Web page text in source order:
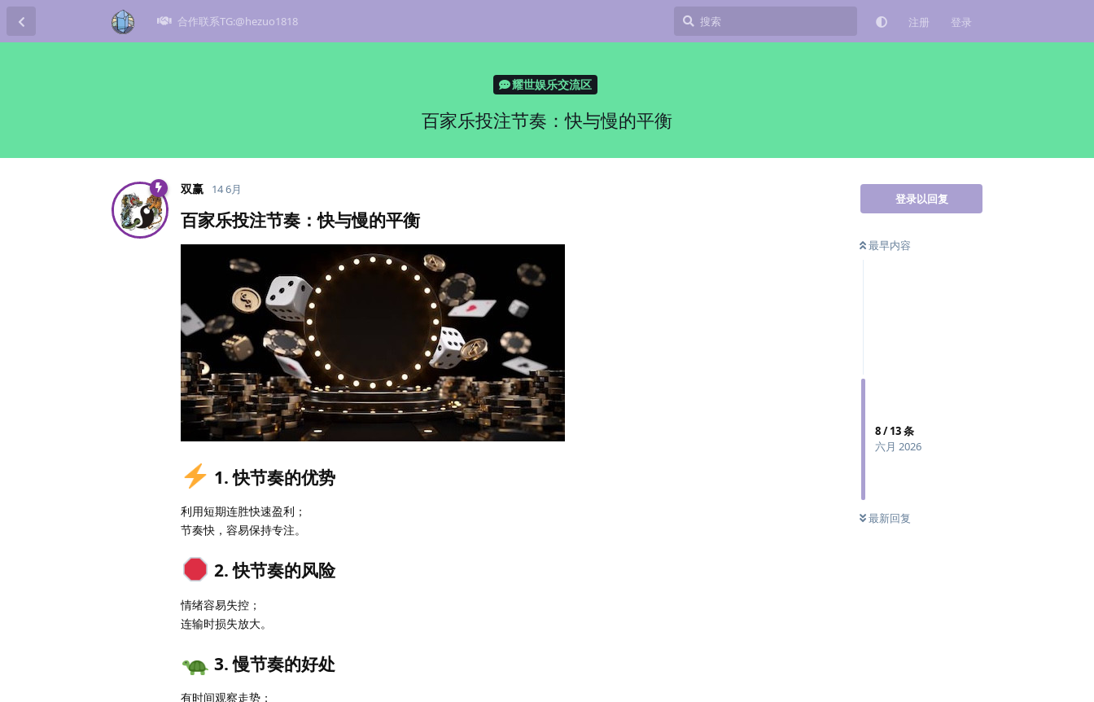
合作联系TG:@hezuo1818 注册 登录
耀世娱乐交流区
百家乐投注节奏：快与慢的平衡
登录以回复
最早内容
8/13条
六月 2026
最新回复
双赢 14 6月
百家乐投注节奏：快与慢的平衡
1. 快节奏的优势
利用短期连胜快速盈利；
节奏快，容易保持专注。
2. 快节奏的风险
情绪容易失控；
连输时损失放大。
3. 慢节奏的好处
有时间观察走势；